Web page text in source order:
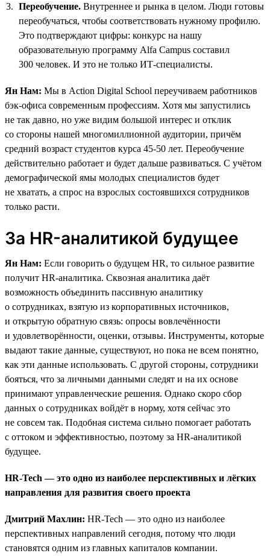
Переобучение. Внутреннее и рынка в целом. Люди готовы
переобучаться, чтобы соответствовать нужному профилю.
Это подтверждают цифры: конкурс на нашу
образовательную программу Alfa Campus составил
300 человек. И это не только ИТ-специалисты.
Ян Нам: Мы в Action Digital School переучиваем работников
бэк-офиса современным профессиям. Хотя мы запустились
не так давно, но уже видим большой интерес и отклик
со стороны нашей многомиллионной аудитории, причём
средний возраст студентов курса 45-50 лет. Переобучение
действительно работает и будет дальше развиваться. С учётом
демографической ямы молодых специалистов будет
не хватать, а спрос на взрослых состоявшихся сотрудников
только расти.
За HR-аналитикой будущее
Ян Нам: Если говорить о будущем HR, то сильное развитие
получит HR-аналитика. Сквозная аналитика даёт
возможность объединить пассивную аналитику
о сотрудниках, взятую из корпоративных источников,
и открытую обратную связь: опросы вовлечённости
и удовлетворённости, оценки, отзывы. Инструменты, которые
выдают такие данные, существуют, но пока не всем понятно,
как эти данные использовать. С другой стороны, сотрудники
бояться, что за личными данными следят и на их основе
принимают управленческие решения. Однако скоро сбор
данных о сотрудниках войдёт в норму, хотя сейчас это
не совсем так. Подобная система сильно помогает работать
с оттоком и эффективностью, поэтому за HR-аналитикой
будущее.
HR-Tech — это одно из наиболее перспективных и лёгких
направления для развития своего проекта
Дмитрий Махлин: HR-Tech — это одно из наиболее
перспективных направлений сегодня, потому что люди
становятся одним из главных капиталов компании.